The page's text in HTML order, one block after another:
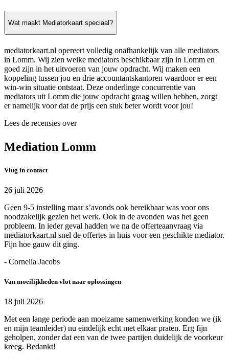
Wat maakt Mediatorkaart speciaal?
mediatorkaart.nl opereert volledig onafhankelijk van alle mediators
in Lomm. Wij zien welke mediators beschikbaar zijn in Lomm en
goed zijn in het uitvoeren van jouw opdracht. Wij maken een
koppeling tussen jou en drie accountantskantoren waardoor er een
win-win situatie ontstaat. Deze onderlinge concurrentie van
mediators uit Lomm die jouw opdracht graag willen hebben, zorgt
er namelijk voor dat de prijs een stuk beter wordt voor jou!
Lees de recensies over
Mediation Lomm
Vlug in contact
26 juli 2026
Geen 9-5 instelling maar s’avonds ook bereikbaar was voor ons
noodzakelijk gezien het werk. Ook in de avonden was het geen
probleem. In ieder geval hadden we na de offerteaanvraag via
mediatorkaart.nl snel de offertes in huis voor een geschikte mediator.
Fijn hoe gauw dit ging.
- Cornelia Jacobs
Van moeilijkheden vlot naar oplossingen
18 juli 2026
Met een lange periode aan moeizame samenwerking konden we (ik
en mijn teamleider) nu eindelijk echt met elkaar praten. Erg fijn
geholpen, zonder dat een van de twee partijen duidelijk de voorkeur
kreeg. Bedankt!